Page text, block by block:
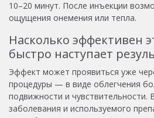
10–20 минут. После инъекции
ощущения онемения или тепла.
Насколько эффективен
быстро наступает
Эффект может проявиться уже
процедуры — в виде облегчения
подвижности и чувствительности.
заболевания и используемого